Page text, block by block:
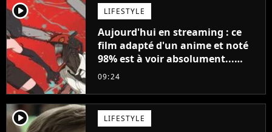
player2 LIFESTYLE
Aujourd'hui en streaming : ce
film adapté d'un anime et noté
98% est à voir absolument...
sinon vous ne comprendrez plus
09:24
player2 LIFESTYLE